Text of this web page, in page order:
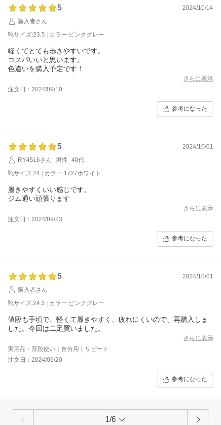
5
2024/10/14
購入者さん
靴サイズ:23.5 | カラー:ピンクグレー
軽くてとても歩きやすいです。
コスパいいと思います。
色違いを購入予定です！
さらに表示
注文日：2024/09/10
参考になった
5
2024/10/01
RY4516さん
男性
40代
靴サイズ:24 | カラー:1727ホワイト
履きやすくいい感じです。
ジム通い頑張ります
さらに表示
注文日：2024/09/23
参考になった
5
2024/10/01
購入者さん
靴サイズ:24.5 | カラー:ピンクグレー
値段も手頃で、軽くて履きやすく、疲れにくいので、再購入しま
した。今回は二足買いました。
さらに表示
実用品・普段使い｜自分用｜リピート
注文日：2024/09/20
参考になった
1/6